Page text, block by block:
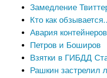
Замедление
Кто как
Авария
Петров и Боширов
Взятки в ГИБДД
Рашкин застрелил